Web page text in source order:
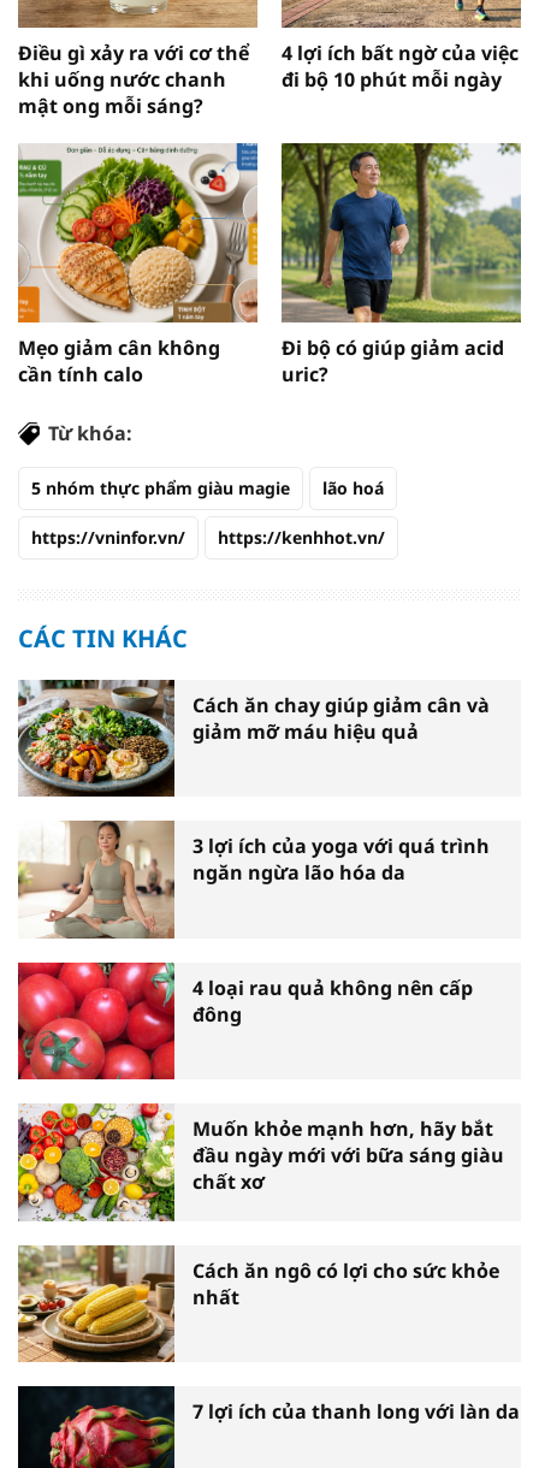
Điều gì xảy ra với cơ thể
khi uống nước chanh
mật ong mỗi sáng?
4 lợi ích bất ngờ của việc
đi bộ 10 phút mỗi ngày
Mẹo giảm cân không
cần tính calo
Đi bộ có giúp giảm acid
uric?
Từ khóa:
5 nhóm thực phẩm giàu magie lão hoá
https://vninfor.vn/ https://kenhhot.vn/
CÁC TIN KHÁC
Cách ăn chay giúp giảm cân và
giảm mỡ máu hiệu quả
3 lợi ích của yoga với quá trình
ngăn ngừa lão hóa da
4 loại rau quả không nên cấp
đông
Muốn khỏe mạnh hơn, hãy bắt
đầu ngày mới với bữa sáng giàu
chất xơ
Cách ăn ngô có lợi cho sức khỏe
nhất
7 lợi ích của thanh long với làn da